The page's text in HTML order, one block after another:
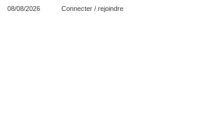
08/08/2026 Connecter / rejoindre